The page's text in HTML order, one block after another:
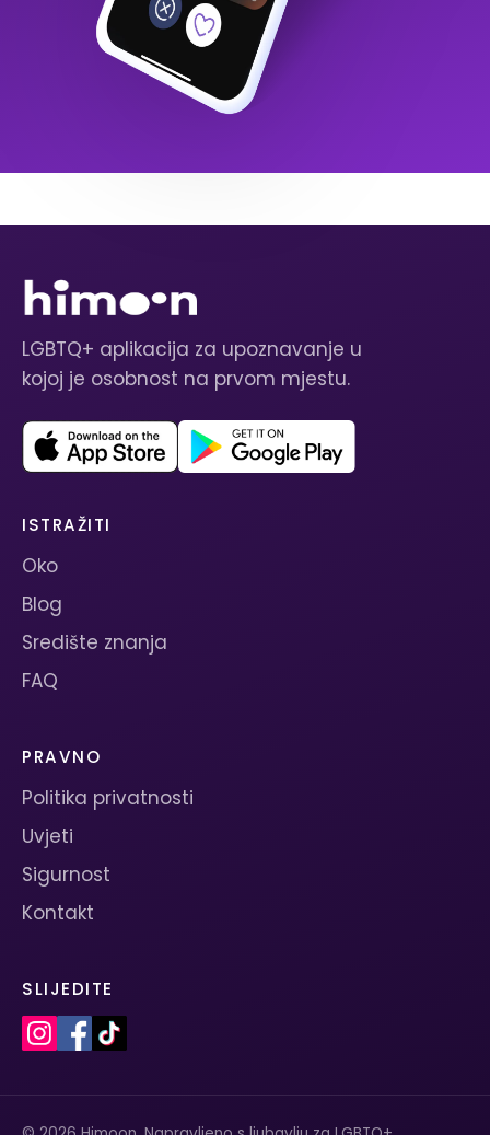
LGBTQ+ aplikacija za upoznavanje u
kojoj je osobnost na prvom mjestu.
ISTRAŽITI
Oko
Blog
Središte znanja
FAQ
PRAVNO
Politika privatnosti
Uvjeti
Sigurnost
Kontakt
SLIJEDITE